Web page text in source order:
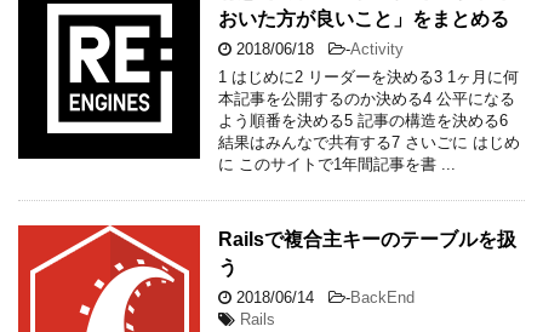
おいた方が良いこと」をまとめる
2018/06/18 -Activity
1 はじめに2 リーダーを決める3 1ヶ月に何
本記事を公開するのか決める4 公平になる
よう順番を決める5 記事の構造を決める6
結果はみんなで共有する7 さいごに はじめ
に このサイトで1年間記事を書 ...
Railsで複合主キーのテーブルを扱
う
2018/06/14 -BackEnd
Rails